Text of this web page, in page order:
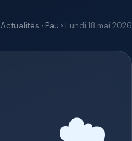
Actualités › Pau › Lundi 18 mai 2026